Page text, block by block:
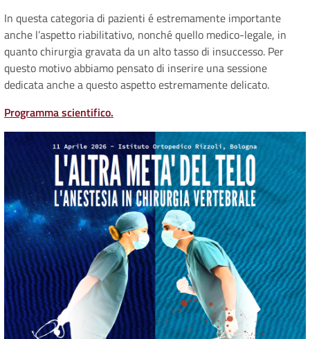
In questa categoria di pazienti é estremamente importante
anche l’aspetto riabilitativo, nonché quello medico-legale, in
quanto chirurgia gravata da un alto tasso di insuccesso. Per
questo motivo abbiamo pensato di inserire una sessione
dedicata anche a questo aspetto estremamente delicato.
Programma scientifico.